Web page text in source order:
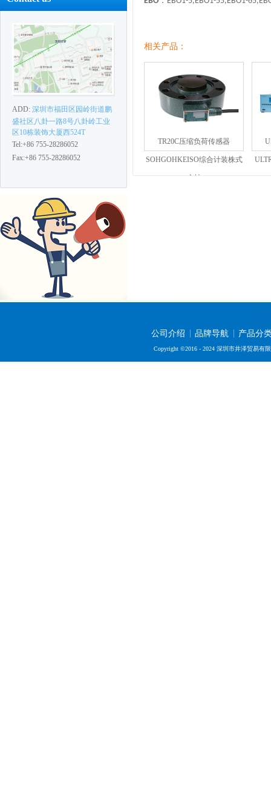
ADD: 深圳市福田区园岭街道鹏
盛社区八卦一路8号八卦岭工业
区10栋装饰大厦西524T
Tel:+86 755-28286052
Fax:+86 755-28286052
相关产品：
TR20C压缩负荷传感器
SOHGOHKEISO综合计装株式
会社
公司介绍 品牌导航 产品分
Copyright ©2016 - 2024 深圳市井泽贸易有